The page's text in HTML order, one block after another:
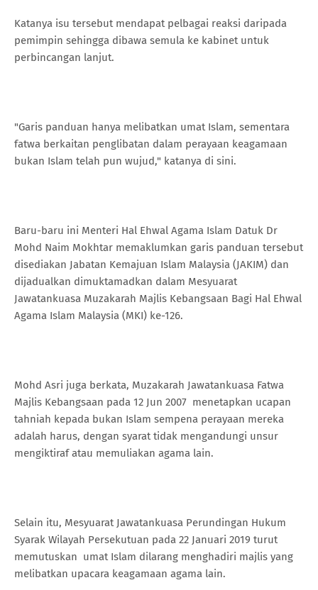
Katanya isu tersebut mendapat pelbagai reaksi daripada
pemimpin sehingga dibawa semula ke kabinet untuk
perbincangan lanjut.
"Garis panduan hanya melibatkan umat Islam, sementara
fatwa berkaitan penglibatan dalam perayaan keagamaan
bukan Islam telah pun wujud," katanya di sini.
Baru-baru ini Menteri Hal Ehwal Agama Islam Datuk Dr
Mohd Naim Mokhtar memaklumkan garis panduan tersebut
disediakan Jabatan Kemajuan Islam Malaysia (JAKIM) dan
dijadualkan dimuktamadkan dalam Mesyuarat
Jawatankuasa Muzakarah Majlis Kebangsaan Bagi Hal Ehwal
Agama Islam Malaysia (MKI) ke-126.
Mohd Asri juga berkata, Muzakarah Jawatankuasa Fatwa
Majlis Kebangsaan pada 12 Jun 2007 menetapkan ucapan
tahniah kepada bukan Islam sempena perayaan mereka
adalah harus, dengan syarat tidak mengandungi unsur
mengiktiraf atau memuliakan agama lain.
Selain itu, Mesyuarat Jawatankuasa Perundingan Hukum
Syarak Wilayah Persekutuan pada 22 Januari 2019 turut
memutuskan umat Islam dilarang menghadiri majlis yang
melibatkan upacara keagamaan agama lain.